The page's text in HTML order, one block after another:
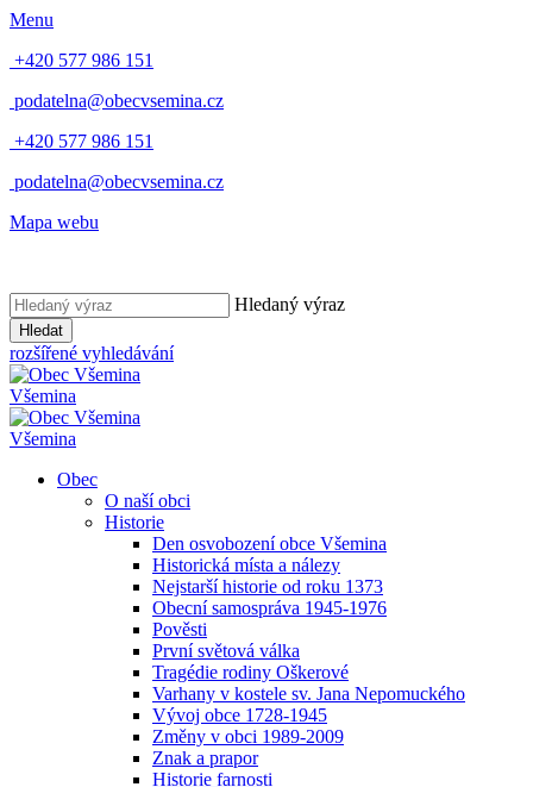
Menu
+420 577 986 151
podatelna@obecvsemina.cz
+420 577 986 151
podatelna@obecvsemina.cz
Mapa webu
Hledaný výraz
Hledat
rozšířené vyhledávání
Všemina
Všemina
Obec
O naší obci
Historie
Den osvobození obce Všemina
Historická místa a nálezy
Nejstarší historie od roku 1373
Obecní samospráva 1945-1976
Pověsti
První světová válka
Tragédie rodiny Oškerové
Varhany v kostele sv. Jana Nepomuckého
Vývoj obce 1728-1945
Změny v obci 1989-2009
Znak a prapor
Historie farnosti